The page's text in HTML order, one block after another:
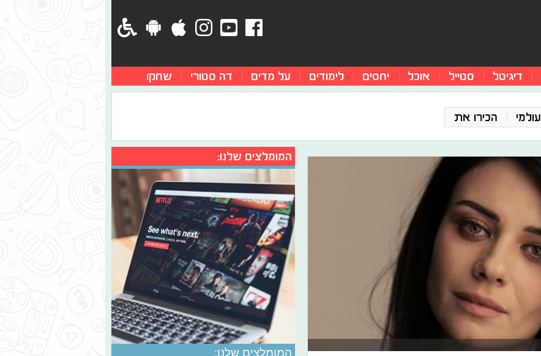
דיגיטל סטייל אוכל יחסים לימודים על מדים דה סטורי שחקו
עולמי הכירו את
המומלצים שלנו:
המומלצים שלנו: